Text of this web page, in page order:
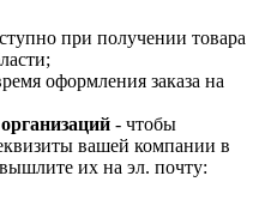
при получении товара
оформления заказа на
- чтобы
вашей компании в
их на эл. почту: